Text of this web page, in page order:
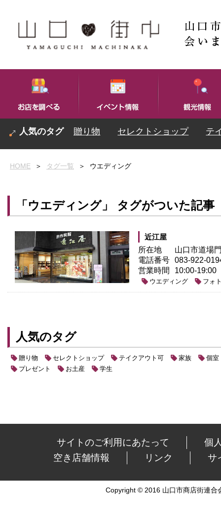
贈り物 セレクトショップ テ
HOME ＞ タグ一覧 ＞ ウエディング
「ウエディング」 タグがついた記事
近江屋
所在地
山口市道場
電話番号 083-922-
営業時間
10:00-19:00
ウエディング フォ
人気のタグ
贈り物 セレクトショップ テイクアウト可 家族
個室
プレゼント
お土産 学生
サイトのご利用にあたって
個
空き店舗情報
リンク サ
Copyright © 2016 山口市商店街連合